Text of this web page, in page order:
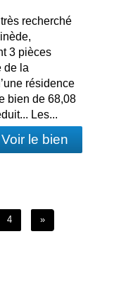
recherché
3 pièces
de la
résidence
bien de 68,08
Les...
Voir le bien
4 »